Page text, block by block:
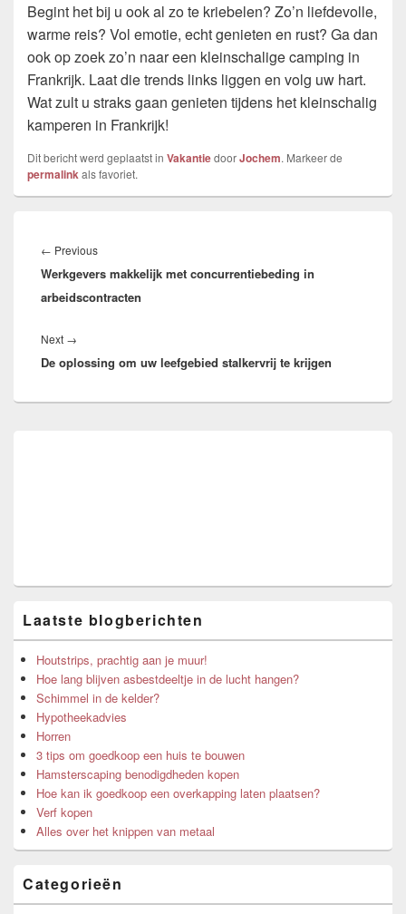
Begint het bij u ook al zo te kriebelen? Zo’n liefdevolle,
warme reis? Vol emotie, echt genieten en rust? Ga dan
ook op zoek zo’n naar een kleinschalige camping in
Frankrijk. Laat die trends links liggen en volg uw hart.
Wat zult u straks gaan genieten tijdens het kleinschalig
kamperen in Frankrijk!
Dit bericht werd geplaatst in VakantiedoorJochem. Markeer de
permalinkals favoriet.
navigatie
← PreviousPrevious
post:
Werkgevers makkelijk met concurrentiebeding in
arbeidscontracten
Next →
post:
De oplossing om uw leefgebied stalkervrij te krijgen
Laatste blogberichten
Houtstrips, prachtig aan je muur!
Hoe lang blijven asbestdeeltje in de lucht hangen?
Schimmel in de kelder?
Hypotheekadvies
Horren
3 tips om goedkoop een huis te bouwen
Hamsterscaping benodigdheden kopen
Hoe kan ik goedkoop een overkapping laten plaatsen?
Verf kopen
Alles over het knippen van metaal
Categorieën